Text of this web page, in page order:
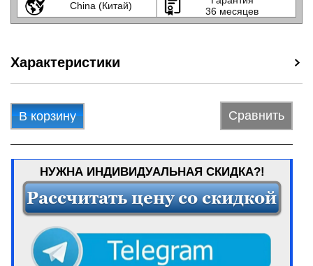
China (Китай)
36 месяцев
Характеристики
В корзину Сравнить
НУЖНА ИНДИВИДУАЛЬНАЯ СКИДКА?!